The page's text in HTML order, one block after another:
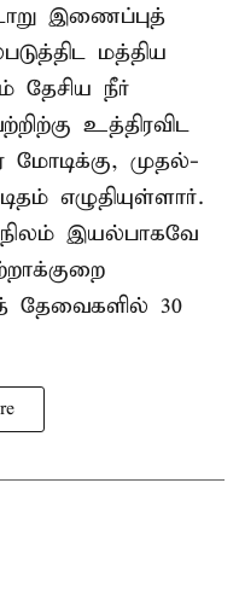
இணைப்புத்
மத்திய
தேசிய நீர்
உத்திரவிட
மோடிக்கு, முதல்-
எழுதியுள்ளார்.
இயல்பாகவே
தேவைகளில் 30